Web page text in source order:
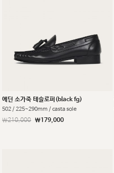
에딘 소가죽 테슬로퍼(black fg)
502 / 225~290mm / casta sole
￦210,000 ￦179,000